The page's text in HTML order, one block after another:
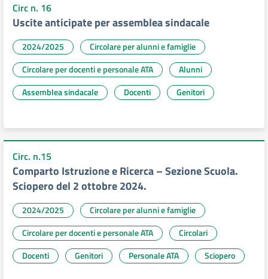
Circ n. 16
Uscite anticipate per assemblea sindacale
2024/2025
Circolare per alunni e famiglie
Circolare per docenti e personale ATA
Alunni
Assemblea sindacale
Docenti Genitori
Circ. n.15
Comparto Istruzione e Ricerca – Sezione Scuola.
Sciopero del 2 ottobre 2024.
2024/2025
Circolare per alunni e famiglie
Circolare per docenti e personale ATA
Circolari
Docenti
Genitori Personale ATA Sciopero